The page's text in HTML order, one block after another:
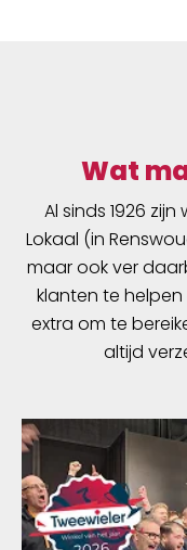
Wat
Al sinds 1926
Lokaal (in
maar ook ver
klanten te
extra om te
altijd